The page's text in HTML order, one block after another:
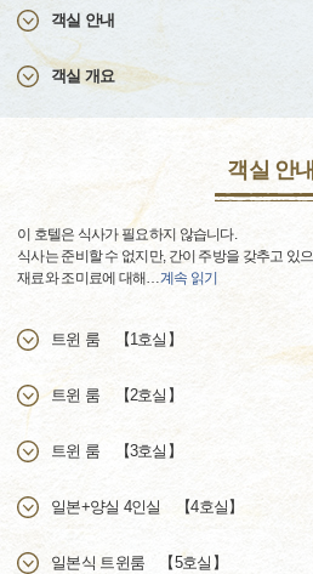
객실 안내
객실 개요
객실 안내
이 호텔은 식사가 필요하지 않습니다.
식사는 준비할 수 없지만, 간이 주방을 갖추고 있
재료와 조미료에 대해…계속 읽기
트윈 룸 【1호실】
트윈 룸 【2호실】
트윈 룸 【3호실】
일본+양실 4인실 【4호실】
일본식 트윈룸 【5호실】